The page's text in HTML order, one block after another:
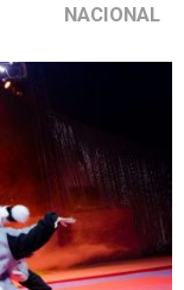
NACIONAL